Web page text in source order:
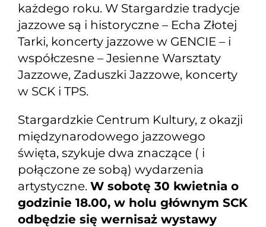
każdego roku. W Stargardzie tradycje
jazzowe są i historyczne – Echa Złotej
Tarki, koncerty jazzowe w GENCIE – i
współczesne – Jesienne Warsztaty
Jazzowe, Zaduszki Jazzowe, koncerty
w SCK i TPS.
Stargardzkie Centrum Kultury, z okazji
międzynarodowego jazzowego
święta, szykuje dwa znaczące ( i
połączone ze sobą) wydarzenia
artystyczne. W sobotę 30 kwietnia o
godzinie 18.00, w holu głównym SCK
odbędzie się wernisaż wystawy